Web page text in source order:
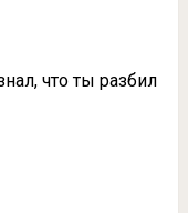
что ты разбил